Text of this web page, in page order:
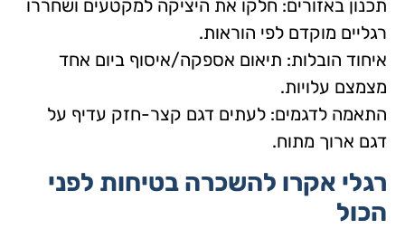
תכנון באזורים: חלקו את היציקה למקטעים ושחררו
רגליים מוקדם לפי הוראות.
איחוד הובלות: תיאום אספקה/איסוף ביום אחד
מצמצם עלויות.
התאמה לדגמים: לעתים דגם קצר-חזק עדיף על
דגם ארוך מתוח.
רגלי אקרו להשכרה בטיחות לפני
הכול